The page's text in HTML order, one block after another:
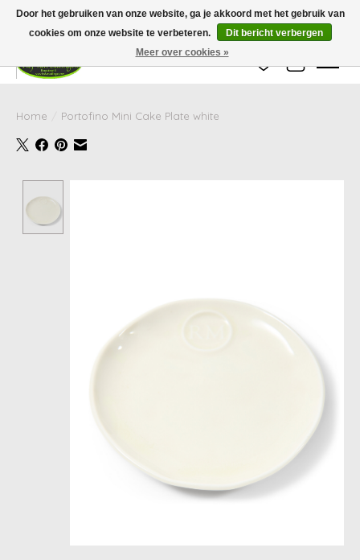
Wij zijn gesloten van 24 december tot en met 25 januari. Houd er rekening mee
dat de levertijd van uw bestelling in deze periode langer kan zijn dan
gebruikelijk.
Verlanglijst
Home Portofino Mini Cake Plate white
Door het gebruiken van onze website, ga je akkoord met het gebruik van
cookies om onze website te verbeteren.
Dit bericht verbergen
Meer over cookies »